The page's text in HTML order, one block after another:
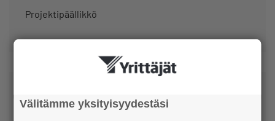
Projektipäällikkö
Välitämme yksityisyydestäsi